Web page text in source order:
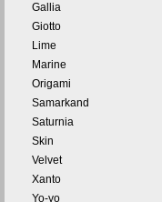
Gallia
Giotto
Lime
Marine
Origami
Samarkand
Saturnia
Skin
Velvet
Xanto
Yo-yo